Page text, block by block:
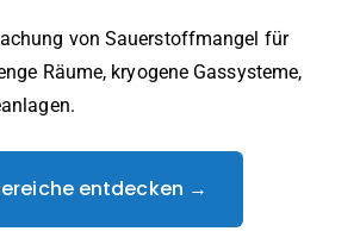
von Sauerstoffmangel für
Räume, kryogene Gassysteme,
entdecken →